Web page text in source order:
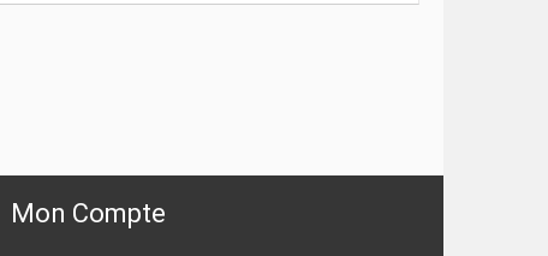
Mon Compte